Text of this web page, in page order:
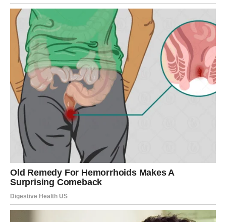
Njene riječi ili postupci mogli bi vas navesti da sagledate
jednu situaciju na potpuno drugačiji način.
Nemojte zanemarivati razgovore koji vam ostanu u
mislima.
Ponekad upravo kroz njih dolaze najvažniji odgovori.
Vaša intuicija sada postaje najbolji
vodič
Iako ste poznate po razmišljanju i analiziranju, zvijezde
vam sada poručuju da više vjerujete svom unutrašnjem
osjećaju.